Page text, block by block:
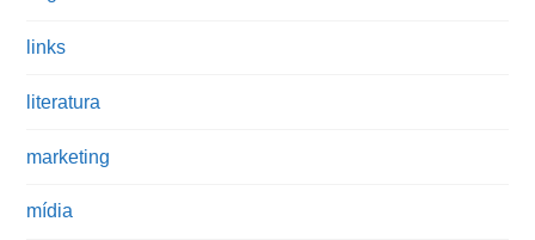
links
literatura
marketing
mídia